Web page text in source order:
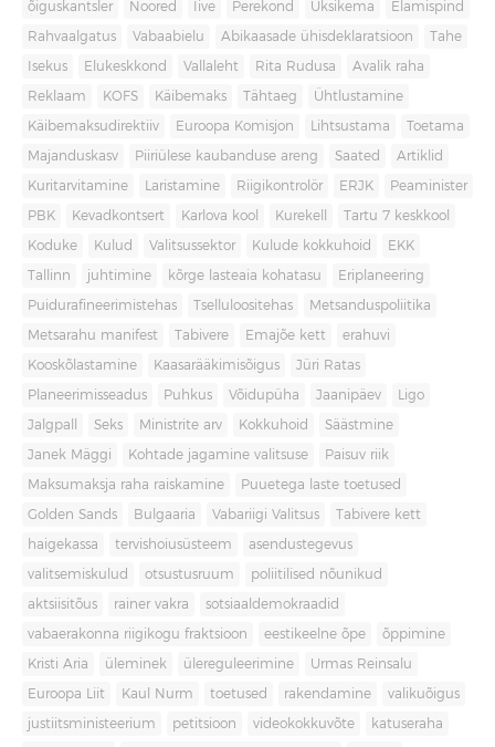
õiguskantsler Noored Iive Perekond Üksikema Elamispind
Rahvaalgatus Vabaabielu Abikaasade ühisdeklaratsioon Tahe
Isekus Elukeskkond Vallaleht Rita Rudusa Avalik raha
Reklaam KOFS Käibemaks Tähtaeg Ühtlustamine
Käibemaksudirektiiv Euroopa Komisjon Lihtsustama Toetama
Majanduskasv Piiriülese kaubanduse areng Saated Artiklid
Kuritarvitamine Laristamine Riigikontrolör ERJK Peaminister
PBK Kevadkontsert Karlova kool Kurekell Tartu 7 keskkool
Koduke Kulud Valitsussektor Kulude kokkuhoid EKK
Tallinn juhtimine kõrge lasteaia kohatasu Eriplaneering
Puidurafineerimistehas Tselluloositehas Metsanduspoliitika
Metsarahu manifest Tabivere Emajõe kett erahuvi
Kooskõlastamine Kaasarääkimisõigus Jüri Ratas
Planeerimisseadus Puhkus Võidupüha Jaanipäev Ligo
Jalgpall Seks Ministrite arv Kokkuhoid Säästmine
Janek Mäggi Kohtade jagamine valitsuse Paisuv riik
Maksumaksja raha raiskamine Puuetega laste toetused
Golden Sands Bulgaaria Vabariigi Valitsus Tabivere kett
haigekassa tervishoiusüsteem asendustegevus
valitsemiskulud otsustusruum poliitilised nõunikud
aktsiisitõus rainer vakra sotsiaaldemokraadid
vabaerakonna riigikogu fraktsioon eestikeelne õpe õppimine
Kristi Aria üleminek ülereguleerimine Urmas Reinsalu
Euroopa Liit Kaul Nurm toetused rakendamine valikuõigus
justiitsministeerium petitsioon videokokkuvõte katuseraha